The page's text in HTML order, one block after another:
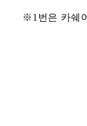
※1번은 카쉐